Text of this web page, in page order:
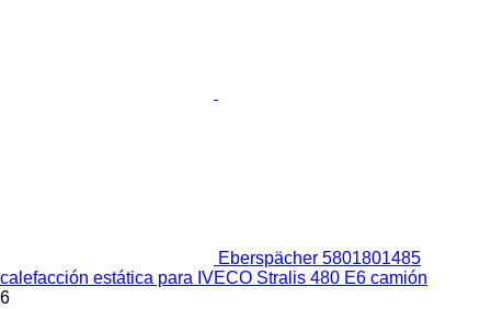
Eberspächer 5801801485
calefacción estática para IVECO Stralis 480 E6 camión
6